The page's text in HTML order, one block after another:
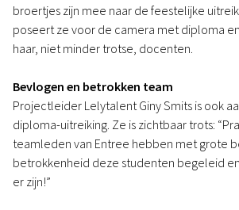
broertjes zijn mee naar de feestelijke
poseert ze voor de camera met diploma
haar, niet minder trotse, docenten.
Bevlogen en betrokken team
Projectleider Lelytalent Giny Smits is ook
diploma-uitreiking. Ze is zichtbaar trots:
teamleden van Entree hebben met grote
betrokkenheid deze studenten begeleid
er zijn!”